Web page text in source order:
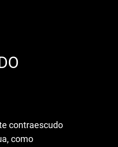
contraescudo
como